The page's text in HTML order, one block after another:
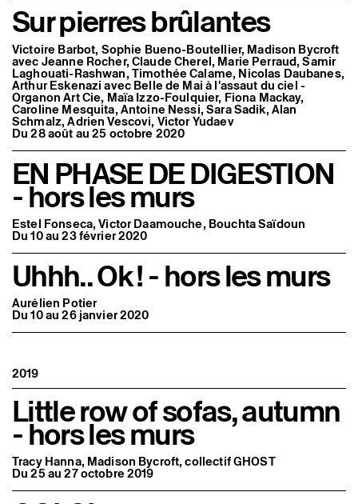
Sur pierres brûlantes
Victoire Barbot, Sophie Bueno-Boutellier, Madison Bycroft
avec Jeanne Rocher, Claude Cherel, Marie Perraud, Samir
Laghouati-Rashwan, Timothée Calame, Nicolas Daubanes,
Arthur Eskenazi avec Belle de Mai à l'assaut du ciel -
Organon Art Cie, Maïa Izzo-Foulquier, Fiona Mackay,
Caroline Mesquita, Antoine Nessi, Sara Sadik, Alan
Schmalz, Adrien Vescovi, Victor Yudaev
Du 28 août au 25 octobre 2020
EN PHASE DE DIGESTION
- hors les murs
Estel Fonseca, Victor Daamouche, Bouchta Saïdoun
Du 10 au 23 février 2020
Uhhh.. Ok ! - hors les murs
Aurélien Potier
Du 10 au 26 janvier 2020
2019
Little row of sofas, autumn
- hors les murs
Tracy Hanna, Madison Bycroft, collectif GHOST
Du 25 au 27 octobre 2019